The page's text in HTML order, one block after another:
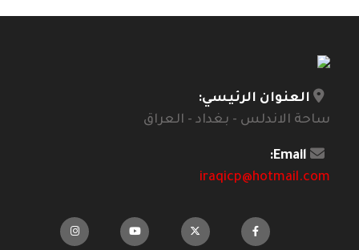
العنوان الرئيسي:
ساحة الاندلس - بغداد - العراق
Email:
iraqicp@hotmail.com